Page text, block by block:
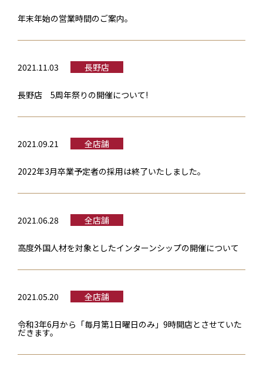
年末年始の営業時間のご案内。
2021.11.03 長野店
長野店 5周年祭りの開催について!
2021.09.21 全店舗
2022年3月卒業予定者の採用は終了いたしました。
2021.06.28 全店舗
高度外国人材を対象としたインターンシップの開催について
2021.05.20 全店舗
令和3年6月から「毎月第1日曜日のみ」9時開店とさせていた
だきます。